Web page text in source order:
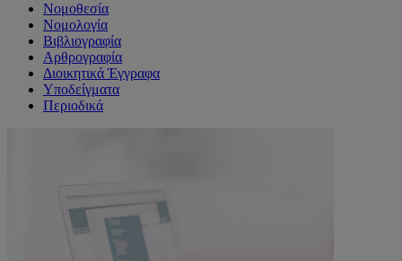
Νομοθεσία
Νομολογία
Βιβλιογραφία
Αρθρογραφία
Διοικητικά Έγγραφα
Υποδείγματα
Περιοδικά